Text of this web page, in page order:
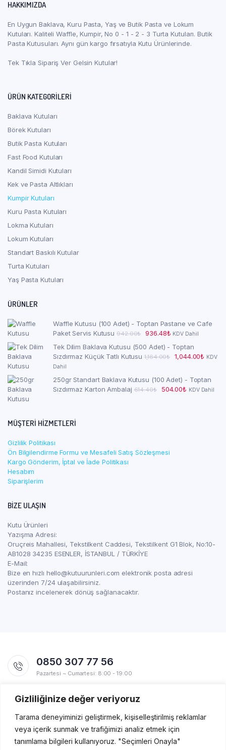
Gizliliğinize değer veriyoruz
Tarama deneyiminizi geliştirmek, kişiselleştirilmiş reklamlar
veya içerik sunmak ve trafiğimizi analiz etmek için
tanımlama bilgileri kullanıyoruz. "Seçimleri Onayla"
HAKKIMIZDA
En Uygun Baklava, Kuru Pasta, Yaş ve Butik Pasta ve Lokum
Kutuları. Kaliteli Waffle, Kumpir, No 0 - 1 - 2 - 3 Turta Kutuları. Butik
Pasta Kutusuları. Aynı gün kargo fırsatıyla Kutu Ürünlerinde.
Tek Tıkla Sipariş Ver Gelsin Kutular!
ÜRÜN KATEGORILERI
Baklava Kutuları
Börek Kutuları
Butik Pasta Kutuları
Fast Food Kutuları
Kandil Simidi Kutuları
Kek ve Pasta Altlıkları
Kumpir Kutuları
Kuru Pasta Kutuları
Lokma Kutuları
Lokum Kutuları
Standart Baskılı Kutular
Turta Kutuları
Yaş Pasta Kutuları
ÜRÜNLER
Waffle Kutusu (100 Adet) - Toptan Pastane ve Cafe
Paket Servis Kutusu 942.00₺
Orijinal
942.00₺.
936.48₺Şu
fiyat:
936.48₺.
KDV Dahil
Tek Dilim Baklava Kutusu (500 Adet) - Toptan
Sızdırmaz Küçük Tatlı Kutusu 1,164.00₺
Orijinal
1,044.00₺ Şu
KDV
Dahil
250gr Standart Baklava Kutusu (100 Adet) - Toptan
Sızdırmaz Karton Ambalaj 614.40₺
Orijinal
504.00₺ Şu
KDV Dahil
MÜŞTERI HIZMETLERI
Gizlilik Politikası
Ön Bilgilendirme Formu ve Mesafeli Satış Sözleşmesi
Kargo Gönderim, İptal ve İade Politikası
Hesabım
Siparişlerim
BIZE ULAŞIN
Kutu Ürünleri
Yazışma Adresi:
Oruçreis Mahallesi, Tekstilkent Caddesi, Tekstilkent G1 Blok, No:10-
AB1028 34235 ESENLER, İSTANBUL / TÜRKİYE
E-Mail:
Bize en hızlı hello@kutuurunleri.com elektronik posta adresi
üzerinden 7/24 ulaşabilirsiniz.
Postanız incelenerek dönüş sağlanacaktır.
0850 307 77 56
Pazartesi ~ Cumartesi: 8:00 - 19:00
Uygulamalarımız
Yakında Apple Store ve Google Play'de!